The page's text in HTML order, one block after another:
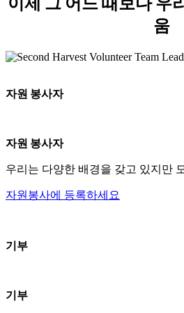
이제 그 어느 때보다 우
움
자원 봉사자
자원 봉사자
우리는 다양한 배경을 갖고 있지만
자원봉사에 등록하세요
기부
기부